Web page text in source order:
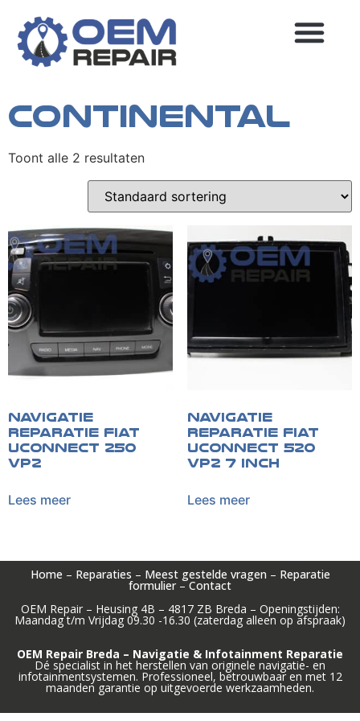
Continental
Toont alle 2 resultaten
Navigatie
reparatie Fiat
Uconnect 250
VP2
Lees meer
Navigatie
reparatie Fiat
Uconnect 520
VP2 7 inch
Lees meer
Home – Reparaties – Meest gestelde vragen – Reparatie
formulier–Contact
OEM Repair – Heusing 4B – 4817 ZB Breda – Openingstijden:
Maandag t/m Vrijdag 09.30 -16.30 (zaterdag alleen op afspraak)
OEM Repair Breda – Navigatie & Infotainment Reparatie
Dé specialist in het herstellen van originele navigatie- en
infotainmentsystemen. Professioneel, betrouwbaar en met 12
maanden garantie op uitgevoerde werkzaamheden.